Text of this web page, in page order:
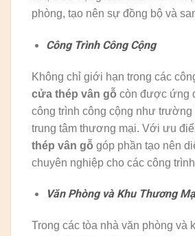
phòng, tạo nên sự đồng bộ và
Công Trình Công Cộng
Không chỉ giới hạn trong các
cửa thép vân gỗ còn được ứng
công trình công cộng như trường
trung tâm thương mại. Với ưu
thép vân gỗ góp phần tạo nên
chuyên nghiệp cho các công
Văn Phòng và Khu Thương
Trong các tòa nhà văn phòng và